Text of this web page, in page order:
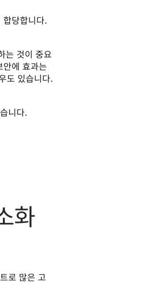
당합니다.
는 것이 중요
에 효과는
도 있습니다.
니다.
화
로 많은 고